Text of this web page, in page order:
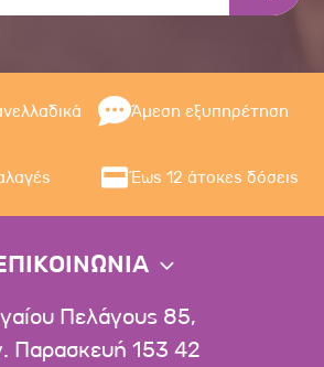
Άμεση εξυπηρέτηση
Έως 12 άτοκες δόσεις
Πελάγους 85,
Παρασκευή 153 42